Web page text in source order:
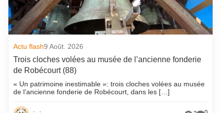
Actu flash9 Août. 2026
Trois cloches volées au musée de l’ancienne fonderie
de Robécourt (88)
« Un patrimoine inestimable »: trois cloches volées au musée
de l’ancienne fonderie de Robécourt, dans les […]